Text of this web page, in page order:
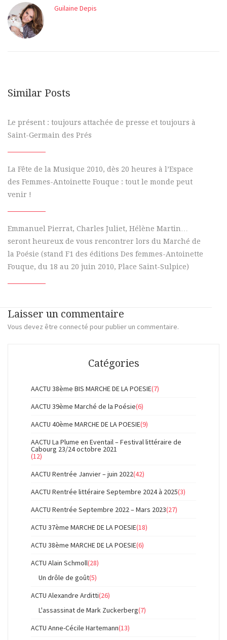
Guilaine Depis
Similar Posts
Le présent : toujours attachée de presse et toujours à
Saint-Germain des Prés
La Fête de la Musique 2010, dès 20 heures à l’Espace
des Femmes-Antoinette Fouque : tout le monde peut
venir !
Emmanuel Pierrat, Charles Juliet, Hélène Martin…
seront heureux de vous rencontrer lors du Marché de
la Poésie (stand F1 des éditions Des femmes-Antoinette
Fouque, du 18 au 20 juin 2010, Place Saint-Sulpice)
Laisser un commentaire
Vous devez être connecté pour publier un commentaire.
Catégories
AACTU 38ème BIS MARCHE DE LA POESIE(7)
AACTU 39ème Marché de la Poésie(6)
AACTU 40ème MARCHE DE LA POESIE(9)
AACTU La Plume en Eventail – Festival littéraire de
Cabourg 23/24 octobre 2021
(12)
AACTU Rentrée Janvier – juin 2022(42)
AACTU Rentrée littéraire Septembre 2024 à 2025(3)
AACTU Rentrée Septembre 2022 – Mars 2023(27)
ACTU 37ème MARCHE DE LA POESIE(18)
ACTU 38ème MARCHE DE LA POESIE(6)
ACTU Alain Schmoll(28)
Un drôle de goût(5)
ACTU Alexandre Arditti(26)
L'assassinat de Mark Zuckerberg(7)
ACTU Anne-Cécile Hartemann(13)